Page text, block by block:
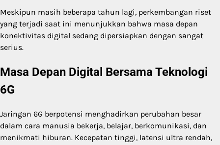
Meskipun masih beberapa tahun lagi, perkembangan riset
yang terjadi saat ini menunjukkan bahwa masa depan
konektivitas digital sedang dipersiapkan dengan sangat
serius.
Masa Depan Digital Bersama Teknologi
6G
Jaringan 6G berpotensi menghadirkan perubahan besar
dalam cara manusia bekerja, belajar, berkomunikasi, dan
menikmati hiburan. Kecepatan tinggi, latensi ultra rendah,